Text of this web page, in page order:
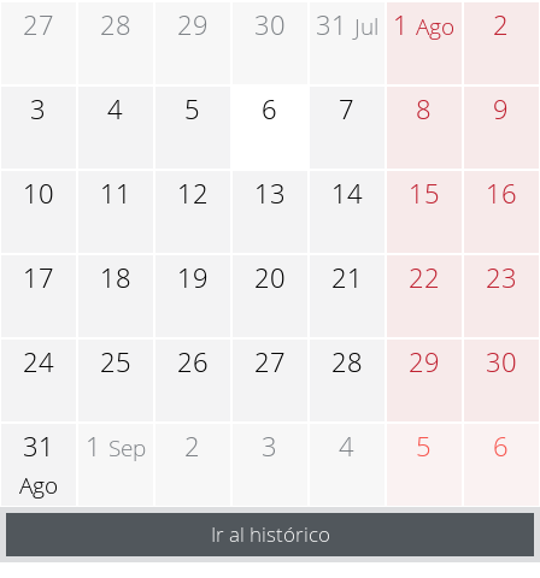
27 28 29 30 31 Jul 1Ago 2
3 4 5 6 7 8 9
10 11 12 13 14 15 16
17 18 19 20 21 22 23
24 25 26 27 28 29 30
31
Ago
1 Sep 2 3 4 5 6
Ir al histórico